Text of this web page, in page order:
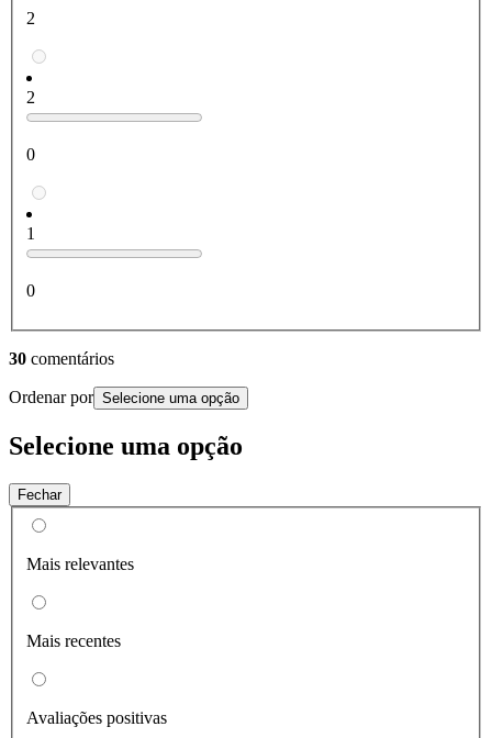
2
2
0
1
0
30 comentários
Ordenar por Selecione uma opção
Selecione uma opção
Fechar
Mais relevantes
Mais recentes
Avaliações positivas